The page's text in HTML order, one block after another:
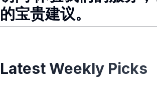
的宝贵建议。
Latest Weekly Picks